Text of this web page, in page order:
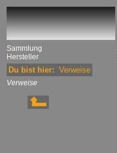
Sammlung
Hersteller
Du bist hier: Verweise
Verweise